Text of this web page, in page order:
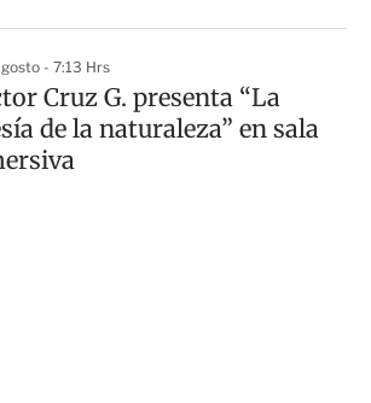
- 7:13 Hrs
Cruz G. presenta “La
de la naturaleza” en sala